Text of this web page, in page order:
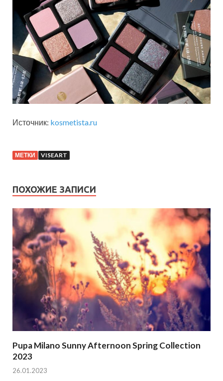
Источник: kosmetista.ru
МЕТКИ VISEART
ПОХОЖИЕ ЗАПИСИ
Pupa Milano Sunny Afternoon Spring Collection
2023
26.01.2023